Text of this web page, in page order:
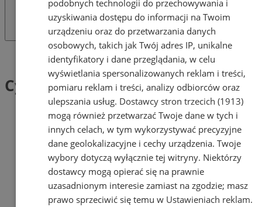
Tag: Cyberbezpieczny Samorząd
Cyberbezpieczny Samorząd (1)
podobnych technologii do przechowywania i
uzyskiwania dostępu do informacji na Twoim
urządzeniu oraz do przetwarzania danych
osobowych, takich jak Twój adres IP, unikalne
identyfikatory i dane przeglądania, w celu
wyświetlania spersonalizowanych reklam i treści,
pomiaru reklam i treści, analizy odbiorców oraz
ulepszania usług. Dostawcy stron trzecich (1913)
mogą również przetwarzać Twoje dane w tych i
innych celach, w tym wykorzystywać precyzyjne
dane geolokalizacyjne i cechy urządzenia. Twoje
wybory dotyczą wyłącznie tej witryny. Niektórzy
dostawcy mogą opierać się na prawnie
uzasadnionym interesie zamiast na zgodzie; masz
prawo sprzeciwić się temu w Ustawieniach reklam.